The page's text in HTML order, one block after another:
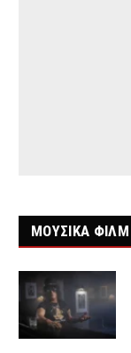
ΜΟΥΣΙΚΑ ΦΙΛΜ